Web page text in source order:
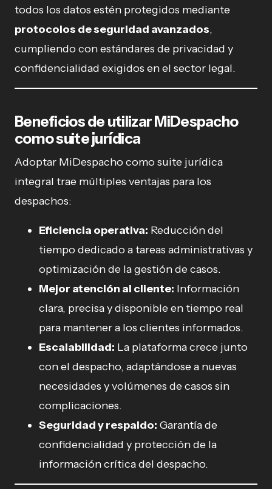
todos los datos estén protegidos mediante
protocolos de seguridad avanzados,
cumpliendo con estándares de privacidad y
confidencialidad exigidos en el sector legal.
Beneficios de utilizar MiDespacho
como suite jurídica
Adoptar MiDespacho como suite jurídica
integral trae múltiples ventajas para los
despachos:
Eficiencia operativa: Reducción del
tiempo dedicado a tareas administrativas y
optimización de la gestión de casos.
Mejor atención al cliente: Información
clara, precisa y disponible en tiempo real
para mantener a los clientes informados.
Escalabilidad: La plataforma crece junto
con el despacho, adaptándose a nuevas
necesidades y volúmenes de casos sin
complicaciones.
Seguridad y respaldo: Garantía de
confidencialidad y protección de la
información crítica del despacho.